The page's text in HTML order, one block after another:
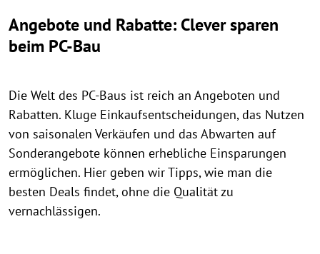
Angebote und Rabatte: Clever sparen
beim PC-Bau
Die Welt des PC-Baus ist reich an Angeboten und
Rabatten. Kluge Einkaufsentscheidungen, das Nutzen
von saisonalen Verkäufen und das Abwarten auf
Sonderangebote können erhebliche Einsparungen
ermöglichen. Hier geben wir Tipps, wie man die
besten Deals findet, ohne die Qualität zu
vernachlässigen.